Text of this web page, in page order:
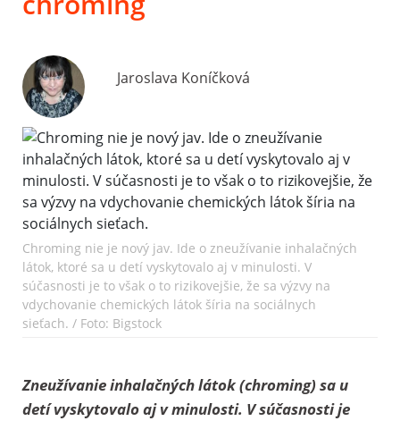
Jaroslava Koníčková
Chroming nie je nový jav. Ide o zneužívanie inhalačných
látok, ktoré sa u detí vyskytovalo aj v minulosti. V
súčasnosti je to však o to rizikovejšie, že sa výzvy na
vdychovanie chemických látok šíria na sociálnych
sieťach. / Foto: Bigstock
Zneužívanie inhalačných látok (chroming) sa u
detí vyskytovalo aj v minulosti. V súčasnosti je